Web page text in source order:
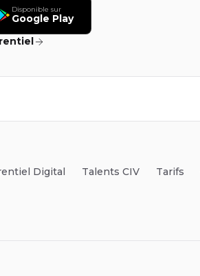
Disponible sur
Google Play
Digital Talents CIV Tarifs